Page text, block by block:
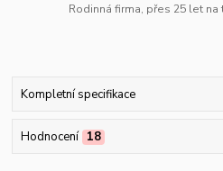
Rodinná firma, přes 25 let na
Kompletní specifikace
Hodnocení 18